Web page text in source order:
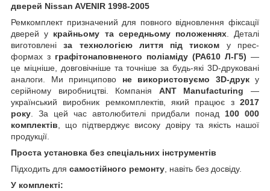
дверей Nissan AVENIR 1998-2005
Ремкомплект призначений для повного відновлення фіксації
дверей у крайньому та середньому положеннях. Деталі
виготовленіза технологією лиття під тиском у прес-
формах з графітонаповненого поліаміду (PA610 Л-Г5) —
це міцніше, довговічніше та точніше за будь-які 3D-друковані
аналоги. Ми принципово не використовуємо 3D-друку
серійному виробництві. Компанія ANT Manufacturing —
український виробник ремкомплектів, який працює з 2017
року . За цей час автолюбителі придбали понад 100 000
комплектів , що підтверджує високу довіру та якість нашої
продукції.
Проста установка без спеціальних інструментів
Підходить для самостійного ремонту , навіть без досвіду.
У комплекті: